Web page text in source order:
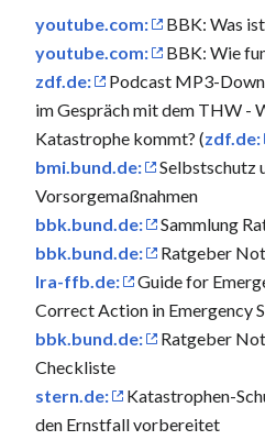
youtube.com:
BBK: Was
youtube.com:
BBK: Wie
zdf.de:
Podcast MP3-
im Gespräch mit dem THW -
Katastrophe kommt? (zdf.de:
bmi.bund.de:
Selbst­schutz
Vorsorge­maßnahmen
bbk.bund.de:
Sammlung
bbk.bund.de:
Ratgeber
lra-ffb.de:
Guide for
Correct Action in Emergency
bbk.bund.de:
Ratgeber
Checkliste
stern.de:
Katastrophen-
den Ernstfall vorbereitet